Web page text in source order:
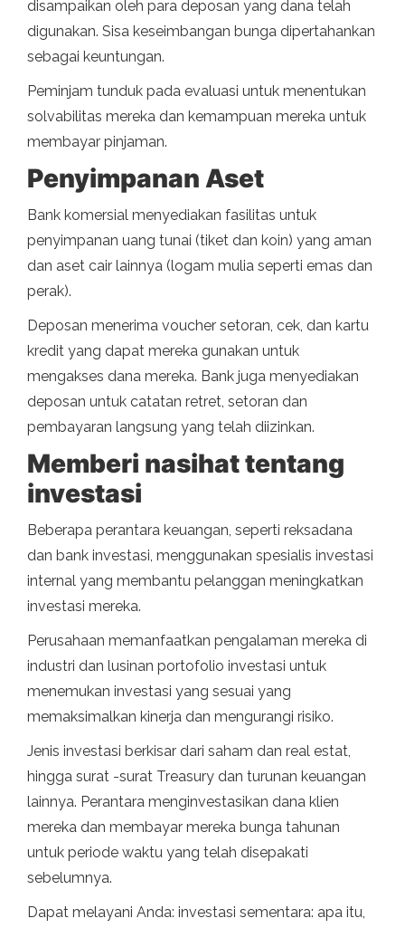
disampaikan oleh para deposan yang dana telah
digunakan. Sisa keseimbangan bunga dipertahankan
sebagai keuntungan.
Peminjam tunduk pada evaluasi untuk menentukan
solvabilitas mereka dan kemampuan mereka untuk
membayar pinjaman.
Penyimpanan Aset
Bank komersial menyediakan fasilitas untuk
penyimpanan uang tunai (tiket dan koin) yang aman
dan aset cair lainnya (logam mulia seperti emas dan
perak).
Deposan menerima voucher setoran, cek, dan kartu
kredit yang dapat mereka gunakan untuk
mengakses dana mereka. Bank juga menyediakan
deposan untuk catatan retret, setoran dan
pembayaran langsung yang telah diizinkan.
Memberi nasihat tentang
investasi
Beberapa perantara keuangan, seperti reksadana
dan bank investasi, menggunakan spesialis investasi
internal yang membantu pelanggan meningkatkan
investasi mereka.
Perusahaan memanfaatkan pengalaman mereka di
industri dan lusinan portofolio investasi untuk
menemukan investasi yang sesuai yang
memaksimalkan kinerja dan mengurangi risiko.
Jenis investasi berkisar dari saham dan real estat,
hingga surat -surat Treasury dan turunan keuangan
lainnya. Perantara menginvestasikan dana klien
mereka dan membayar mereka bunga tahunan
untuk periode waktu yang telah disepakati
sebelumnya.
Dapat melayani Anda: investasi sementara: apa itu,